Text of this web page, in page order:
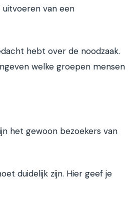
uitvoeren van een
hebt over de noodzaak.
welke groepen mensen
het gewoon bezoekers van
duidelijk zijn. Hier geef je